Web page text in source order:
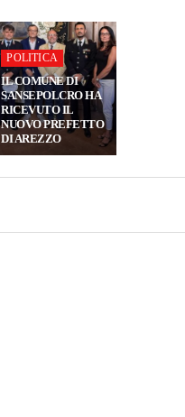
POLITICA
IL COMUNE DI
SANSEPOLCRO HA
RICEVUTO IL
NUOVO PREFETTO
DI AREZZO